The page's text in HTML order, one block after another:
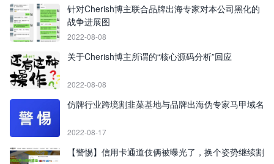
针对Cherish博主联合品牌出海专家对本公司黑化的
战争进展图
2022-08-08
关于Cherish博主所谓的“核心源码分析”回应
2022-08-08
仿牌行业跨境割韭菜基地与品牌出海伪专家马甲域名
2022-08-17
【警惕】信用卡通道伎俩被曝光了，换个姿势继续割